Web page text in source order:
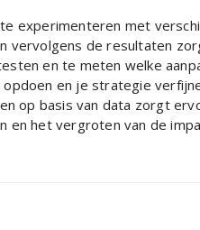
experimenteren met
vervolgens de resultaten
en te meten welke
en je strategie
op basis van data zorgt
en het vergroten van de